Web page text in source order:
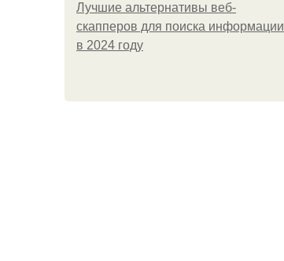
Лучшие альтернативы веб-
скапперов для поиска информации
в 2024 году